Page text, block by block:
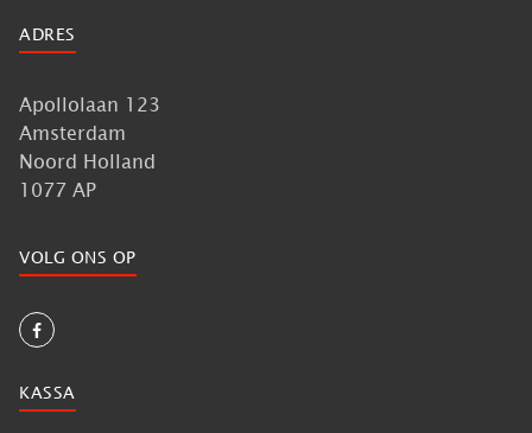
ADRES
Apollolaan 123
Amsterdam
Noord Holland
1077 AP
VOLG ONS OP
KASSA